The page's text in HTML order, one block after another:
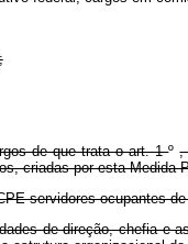
de que trata o art. 1º,
criadas por esta
servidores ocupantes
de direção, chefia e